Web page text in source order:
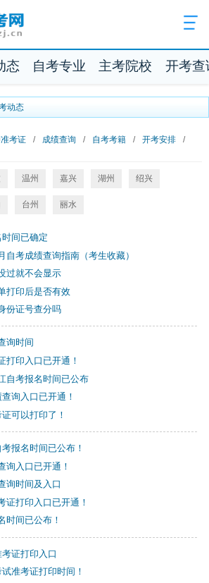
态 自考专业 主考院校 开考查
动态
考证 / 成绩查询 / 自考考籍 / 开考安排
/
温州 嘉兴 湖州 绍兴
台州 丽水
间已确定
自考成绩查询指南（考生收藏）
过就不会显示
打印后是否有效
份证号查分吗
询时间
打印入口已开通！
自考报名时间已公布
询入口已开通！
可以打印了！
报名时间已公布！
询入口已开通！
询时间及入口
证打印入口已开通！
时间已公布！
证打印入口
准考证打印时间！